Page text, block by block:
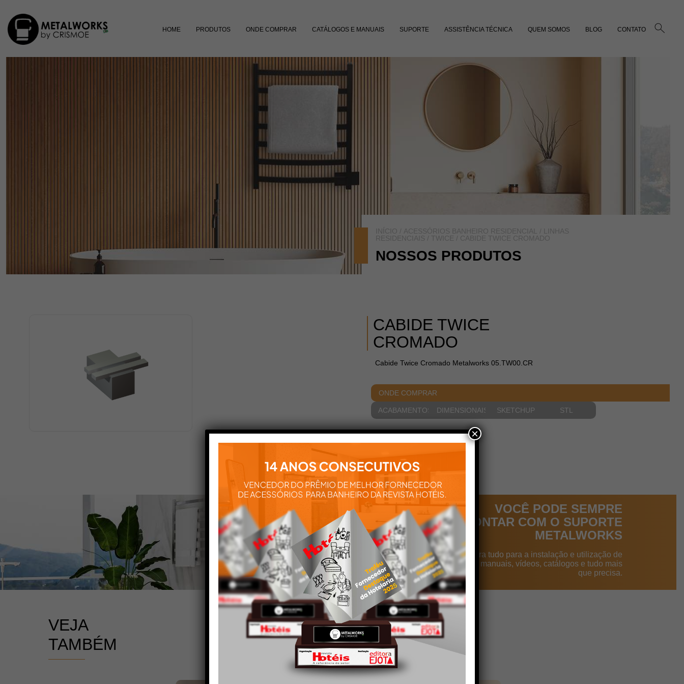
HOME PRODUTOS ONDE COMPRAR CATÁLOGOS E MANUAIS SUPORTE ASSISTÊNCIA TÉCNICA QUEM SOMOS BLOG CONTATO
INÍCIO / ACESSÓRIOS BANHEIRO RESIDENCIAL /
LINHAS
RESIDENCIAIS / TWICE / CABIDE TWICE CROMADO
NOSSOS PRODUTOS
CABIDE TWICE
CROMADO
Cabide Twice Cromado Metalworks 05.TW00.CR
ONDE COMPRAR
ACABAMENTOS DIMENSIONAIS SKETCHUP STL
VOCÊ PODE SEMPRE
CONTAR COM O SUPORTE
METALWORKS
Aqui você encontra tudo para a instalação e utilização de
nossos produtos: manuais, vídeos, catálogos e tudo mais
que precisa.
VEJA
TAMBÉM
×